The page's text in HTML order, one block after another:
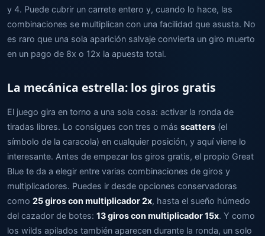
y 4. Puede cubrir un carrete entero y, cuando lo hace, las
combinaciones se multiplican con una facilidad que asusta. No
es raro que una sola aparición salvaje convierta un giro muerto
en un pago de 8x o 12x la apuesta total.
La mecánica estrella: los giros gratis
El juego gira en torno a una sola cosa: activar la ronda de
tiradas libres. Lo consigues con tres o más scatters (el
símbolo de la caracola) en cualquier posición, y aquí viene lo
interesante. Antes de empezar los giros gratis, el propio Great
Blue te da a elegir entre varias combinaciones de giros y
multiplicadores. Puedes ir desde opciones conservadoras
como 25 giros con multiplicador 2x, hasta el sueño húmedo
del cazador de botes: 13 giros con multiplicador 15x. Y como
los wilds apilados también aparecen durante la ronda, un solo